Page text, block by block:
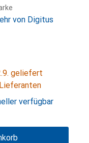
von Digitus
geliefert
verfügbar